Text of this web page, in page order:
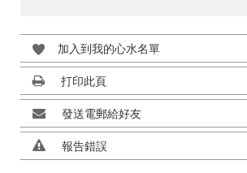
加入到我的心水名單
打印此頁
發送電郵給好友
報告錯誤